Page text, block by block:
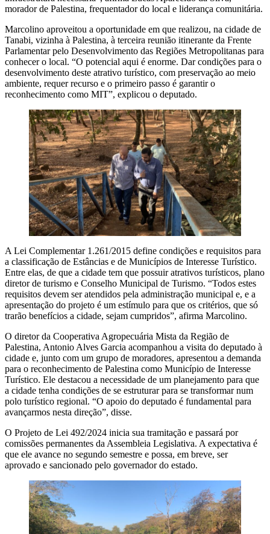
morador de Palestina, frequentador do local e liderança comunitária.
Marcolino aproveitou a oportunidade em que realizou, na cidade de
Tanabi, vizinha à Palestina, à terceira reunião itinerante da Frente
Parlamentar pelo Desenvolvimento das Regiões Metropolitanas para
conhecer o local. “O potencial aqui é enorme. Dar condições para o
desenvolvimento deste atrativo turístico, com preservação ao meio
ambiente, requer recurso e o primeiro passo é garantir o
reconhecimento como MIT”, explicou o deputado.
A Lei Complementar 1.261/2015 define condições e requisitos para
a classificação de Estâncias e de Municípios de Interesse Turístico.
Entre elas, de que a cidade tem que possuir atrativos turísticos, plano
diretor de turismo e Conselho Municipal de Turismo. “Todos estes
requisitos devem ser atendidos pela administração municipal e, e a
apresentação do projeto é um estímulo para que os critérios, que só
trarão benefícios a cidade, sejam cumpridos”, afirma Marcolino.
O diretor da Cooperativa Agropecuária Mista da Região de
Palestina, Antonio Alves Garcia acompanhou a visita do deputado à
cidade e, junto com um grupo de moradores, apresentou a demanda
para o reconhecimento de Palestina como Município de Interesse
Turístico. Ele destacou a necessidade de um planejamento para que
a cidade tenha condições de se estruturar para se transformar num
polo turístico regional. “O apoio do deputado é fundamental para
avançarmos nesta direção”, disse.
O Projeto de Lei 492/2024 inicia sua tramitação e passará por
comissões permanentes da Assembleia Legislativa. A expectativa é
que ele avance no segundo semestre e possa, em breve, ser
aprovado e sancionado pelo governador do estado.